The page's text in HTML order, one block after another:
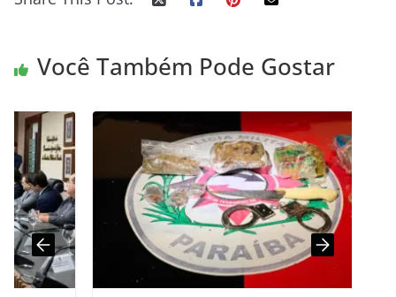
Você Também Pode Gostar